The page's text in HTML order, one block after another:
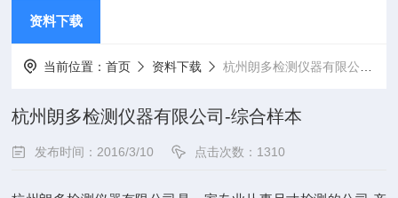
资料下载
当前位置：首页 资料下载 杭州朗多检测仪器有限公司-综合样本
杭州朗多检测仪器有限公司-综合样本
发布时间：2016/3/10 点击次数：1310